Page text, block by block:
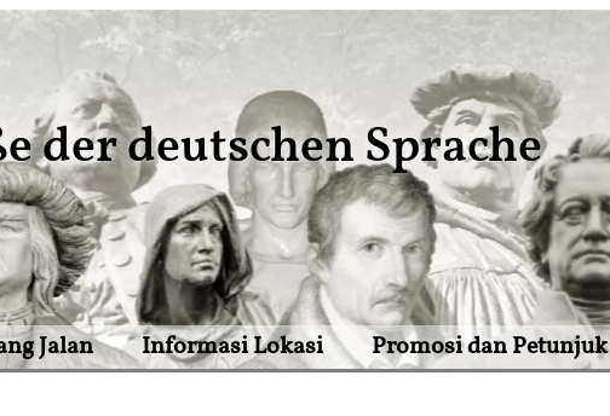
der deutschen Sprache
Jalan Informasi Lokasi Promosi dan Petunjuk